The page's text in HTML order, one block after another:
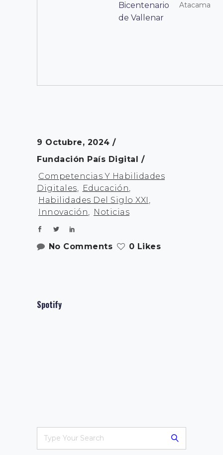
Bicentenario
de Vallenar
Atacama
9 Octubre, 2024
Fundación País Digital
Competencias Y Habilidades
Digitales, Educación,
Habilidades Del Siglo XXI ,
Innovación, Noticias
No Comments 0 Likes
Spotify